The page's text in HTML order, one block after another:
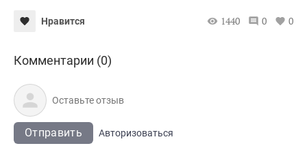
Нравится 1440 0 0
Комментарии (0)
Отправить
Авторизоваться